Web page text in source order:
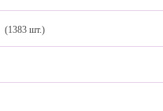
(1383 шт.)